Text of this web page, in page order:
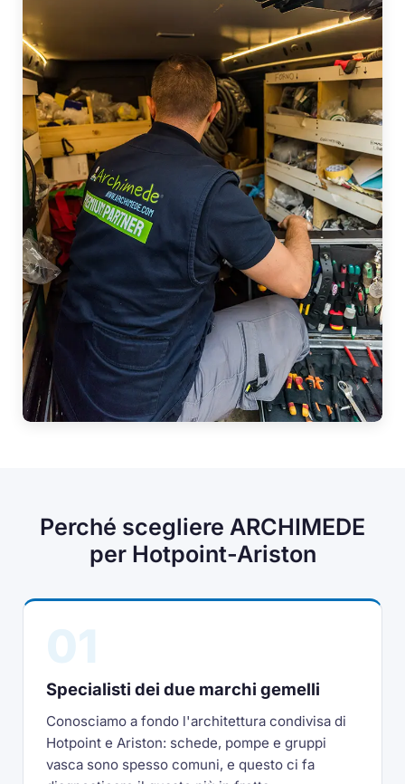
Perché scegliere ARCHIMEDE
per Hotpoint-Ariston
Specialisti dei due marchi gemelli
Conosciamo a fondo l'architettura condivisa di
Hotpoint e Ariston: schede, pompe e gruppi
vasca sono spesso comuni, e questo ci fa